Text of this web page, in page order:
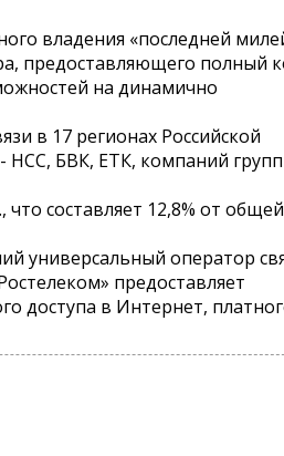
владения «последней
предоставляющего полный
на динамично
в 17 регионах Российской
НСС, БВК, ЕТК, компаний
составляет 12,8% от общей
универсальный оператор
предоставляет
доступа в Интернет,